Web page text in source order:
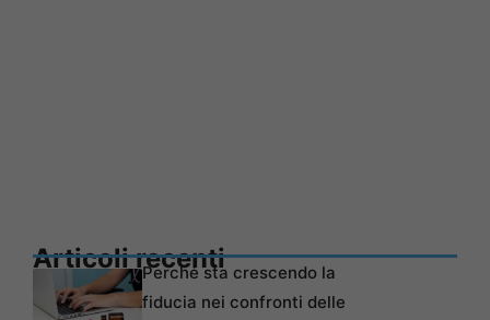
Articoli recentiPerché sta crescendo la
fiducia nei confronti delle